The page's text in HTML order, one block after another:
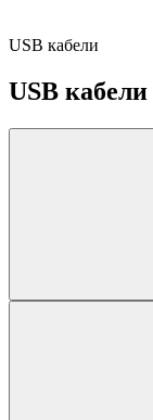
USB кабели
USB кабели